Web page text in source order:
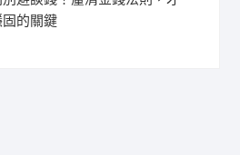
的關鍵